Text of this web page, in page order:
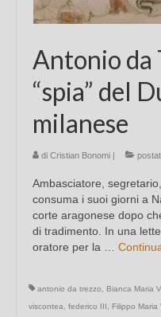
Antonio da
“spia” del
milanese
di Cristian Bonomi |
Ambasciatore,
consuma i suoi giorni a
corte aragonese dopo
di tradimento. In una
oratore per la …
antonio da trezzo Bianca Maria
viscontea
federico III Filippo Maria